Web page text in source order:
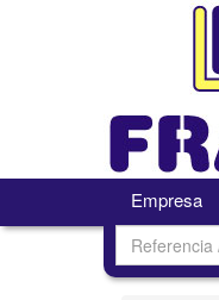
Empresa